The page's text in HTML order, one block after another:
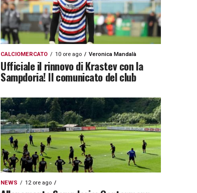
CALCIOMERCATO 10 ore ago Veronica Mandalà
Ufficiale il rinnovo di Krastev con la
Sampdoria! Il comunicato del club
NEWS 12 ore ago